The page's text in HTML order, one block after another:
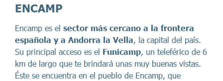
ENCAMP
Encamp es el sector más cercano a la frontera
española y a Andorra la Vella, la capital del país.
Su principal acceso es el Funicamp, un teleférico de 6
km de largo que te brindará unas muy buenas vistas.
Éste se encuentra en el pueblo de Encamp, que